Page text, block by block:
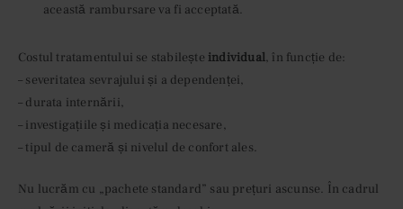
această rambursare va fi acceptată.
Costul tratamentului se stabilește individual, în funcție de:
– severitatea sevrajului și a dependenței,
– durata internării,
– investigațiile și medicația necesare,
– tipul de cameră și nivelul de confort ales.
Nu lucrăm cu „pachete standard” sau prețuri ascunse. În cadrul